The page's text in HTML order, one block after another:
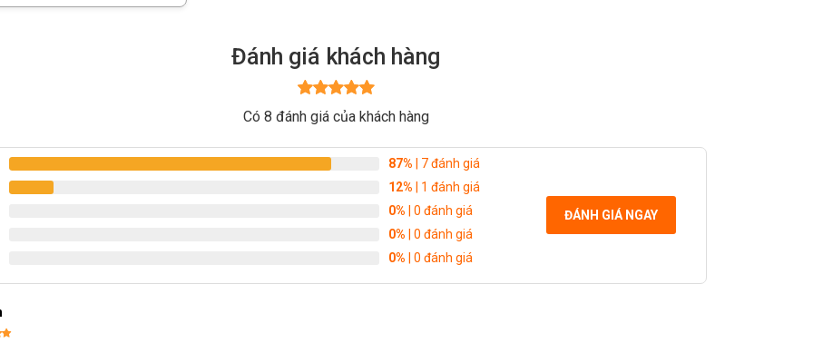
Đánh giá khách hàng
Được xếp
hạng
sao
Có 8 đánh giá của khách hàng
87% | 7 đánh giá
12% | 1 đánh giá
0% | 0 đánh giá
0% | 0 đánh giá
0% | 0 đánh giá
ĐÁNH GIÁ NGAY